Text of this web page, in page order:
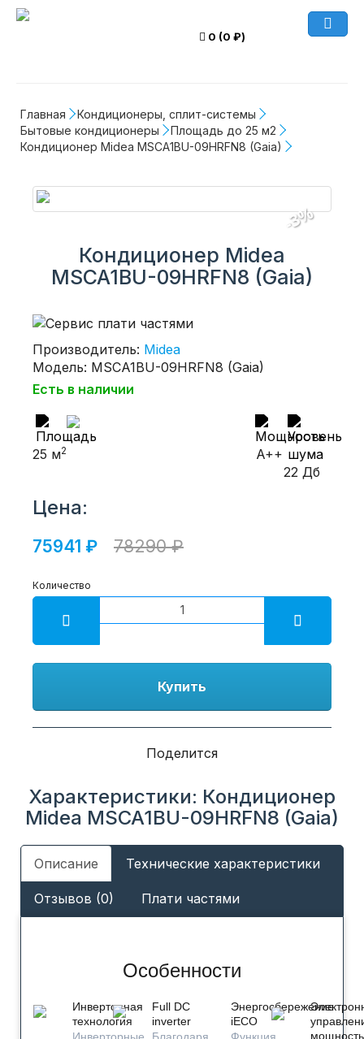
0 (0 ₽)
Главная
Кондиционеры, сплит-системы
Бытовые кондиционеры
Площадь до 25 м2
Кондиционер Midea MSCA1BU-09HRFN8 (Gaia)
-3%
Кондиционер Midea
MSCA1BU-09HRFN8 (Gaia)
Производитель: Midea
Модель: MSCA1BU-09HRFN8 (Gaia)
Есть в наличии
25 м2
A++
22 Дб
Цена:
75941 ₽ 78290 ₽
Количество
Купить
Поделится
Характеристики: Кондиционер
Midea MSCA1BU-09HRFN8 (Gaia)
Описание Технические характеристики
Отзывов (0) Плати частями
Особенности
Инверторная
технология
Инверторные
Full DC
inverter
Благодаря
Энергосбережение
iЕСО
Функция